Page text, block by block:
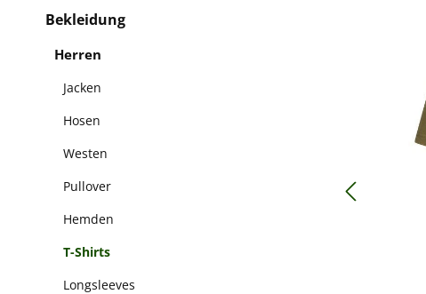
Bekleidung
Herren
Jacken
Hosen
Westen
Pullover
Hemden
T-Shirts
Longsleeves